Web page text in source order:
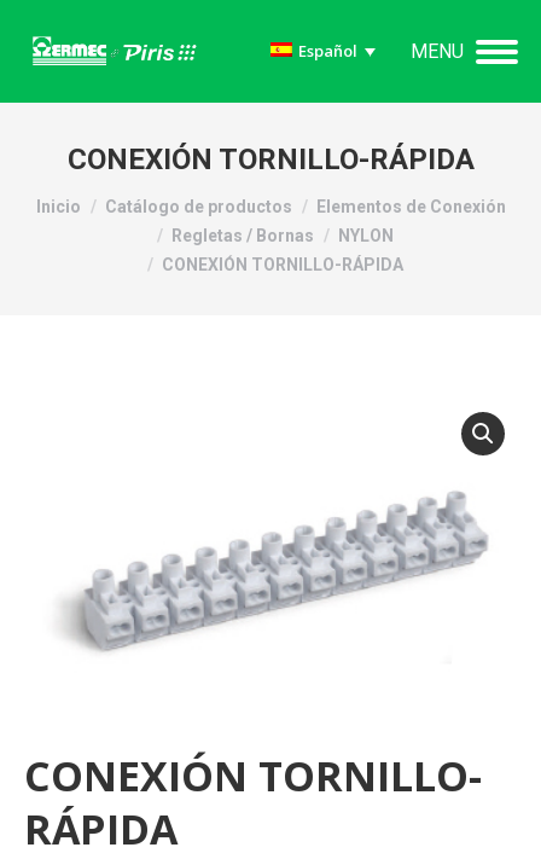
MENU
Español
CONEXIÓN TORNILLO-RÁPIDA
Estás aquí:
Inicio Catálogo de productos
Elementos de Conexión
Regletas / Bornas
NYLON
CONEXIÓN TORNILLO-RÁPIDA
CONEXIÓN TORNILLO-
RÁPIDA